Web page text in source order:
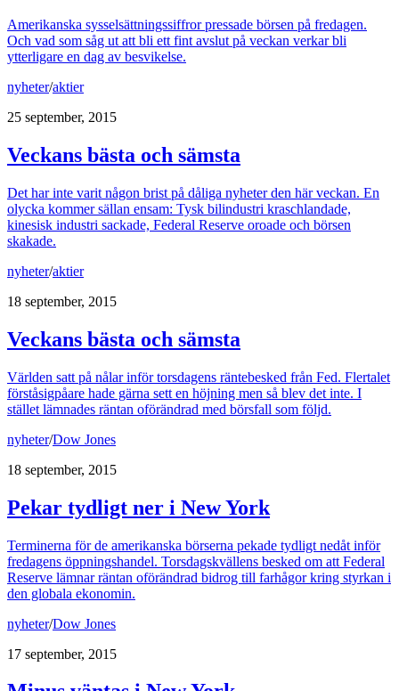
Amerikanska sysselsättningssiffror pressade börsen på fredagen.
Och vad som såg ut att bli ett fint avslut på veckan verkar bli
ytterligare en dag av besvikelse.
nyheter/aktier
25 september, 2015
Veckans bästa och sämsta
Det har inte varit någon brist på dåliga nyheter den här veckan. En
olycka kommer sällan ensam: Tysk bilindustri kraschlandade,
kinesisk industri sackade, Federal Reserve oroade och börsen
skakade.
nyheter/aktier
18 september, 2015
Veckans bästa och sämsta
Världen satt på nålar inför torsdagens räntebesked från Fed. Flertalet
förståsigpåare hade gärna sett en höjning men så blev det inte. I
stället lämnades räntan oförändrad med börsfall som följd.
nyheter/Dow Jones
18 september, 2015
Pekar tydligt ner i New York
Terminerna för de amerikanska börserna pekade tydligt nedåt inför
fredagens öppningshandel. Torsdagskvällens besked om att Federal
Reserve lämnar räntan oförändrad bidrog till farhågor kring styrkan i
den globala ekonomin.
nyheter/Dow Jones
17 september, 2015